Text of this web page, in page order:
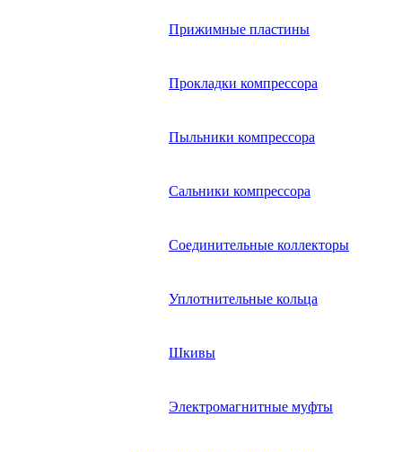
Прижимные пластины
Прокладки компрессора
Пыльники компрессора
Сальники компрессора
Соединительные коллекторы
Уплотнительные кольца
Шкивы
Электромагнитные муфты